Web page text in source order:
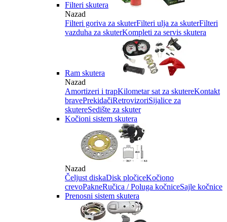
Filteri skutera
Nazad
Filteri goriva za skuterFilteri ulja za skuterFilteri
vazduha za skuterKompleti za servis skutera
Ram skutera
Nazad
Amortizeri i trapKilometar sat za skutereKontakt
bravePrekidačiRetrovizoriSijalice za
skutereSedište za skuter
Kočioni sistem skutera
Nazad
Čeljust diskaDisk pločiceKočiono
crevoPakneRučica / Poluga kočniceSajle kočnice
Prenosni sistem skutera